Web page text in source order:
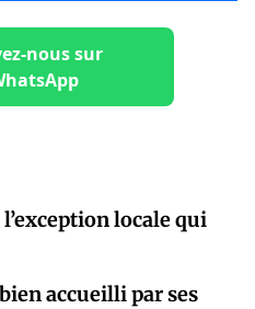
nous sur
locale qui
accueilli par ses